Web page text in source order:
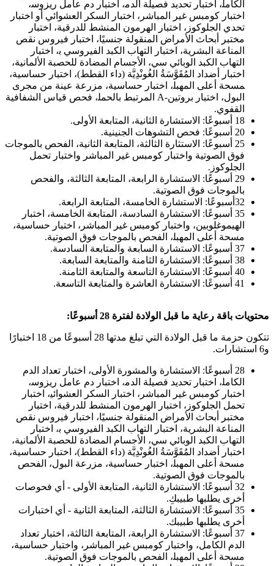
الكامل‍،‍ اختبار تحديد فصيلة الدم‍، اختبار دم عامل ريزوس‍،‍
اختبار كومبس غير المباشر‍، اختبار السكر العشوائي أو اختبار
تحدي الجلوكوز، اختبار الهرمون المنشط للدرقية‍، اختبار
مختبر أبحاث الأمراض المنقولة جنسيًا‍، اختبار فيروس نقص
المناعة البشرية‍،‍ اختبار التهاب الكبد الفيروسي ب‍، اختبار
التهاب الكبد الوبائي سي، الأجسام المضادة للحصبة الألمانية‍،
اختبار أضداد المُقَوَّسَةُ الغُونْدِيَّة (داء القطط)، اختبار حساسية‍،
‍مسحة أعلى المهبل‍، اختبار حساسية‍، مزرعة عينة من مجرى
البول، اختبار بروتين-A المرتبط بالحمل‍، فحص قياس الشفافية
القفوي.
18 أسبوعًا: الاستشارة الثانية، المتابعة الأولى.
20 أسبوعًا: فحص التشوهات الجنينية.
25 أسبوعًا: الاستثارة الثالثة، المتابعة الثانية، الفحص بالموجات
فوق الصوتية واختبار كومبس غير المباشر واختبار تحمل
الجلوكوز.
29 أسبوعًا: الاستشارة الرابعة، المتابعة الثالثة، والفحص
بالموجات فوق الصوتية.
32أسبوعًا: الاستشارة الخامسة، المتابعة الرابعة.
35 أسبوعًا: الاستشارة السادسة، المتابعة الخامسة، اختبار
الهيموغلوبين، واختبار كومبس غير المباشر، اختبار حساسية‍،
مسحة أعلى المهبل‍، الفحص بالموجات فوق الصوتية.
37 أسبوعًا: الاستشارة السابعة والمتابعة السادسة.
38 أسبوعًا: الاستشارة الثامنة والمتابعة السابعة.
40 أسبوعًا: الاستشارة التاسعة والمتابعة الثامنة.
41 أسبوعًا: الاستشارة العاشرة والمتابعة التاسعة.
محتويات باقة رعاية ما قبل الولادة لفترة 28 أسبوعًا:
تتكون حزمة ما قبل الولادة التي تبلغ مدتها 28 أسبوعًا من 18 اختبارًا
و6 استشارات.
28 أسبوعًا: الاستشارة‍ و‍المشورة الأولى، اختبار تعداد الدم
الكامل‍،‍ اختبار تحديد فصيلة الدم‍، اختبار دم عامل ريزوس‍،‍
اختبار كومبس غير المباشر‍، اختبار السكر العشوائي‍، اختبار
تحمل الجلوكوز، اختبار الهرمون المنشط للدرقية‍، اختبار
مختبر أبحاث الأمراض المنقولة جنسيًا‍، اختبار فيروس نقص
المناعة البشرية‍،‍ اختبار التهاب الكبد الفيروسي ب‍، اختبار
التهاب الكبد الوبائي سي، الأجسام المضادة للحصبة الألمانية‍،
اختبار أضداد المُقَوَّسَةُ الغُونْدِيَّة (داء القطط)، اختبار حساسية‍،
مسحة أعلى المهبل‍، اختبار حساسية‍، مزرعة البول، الفحص
بالموجات فوق الصوتية.
32 أسبوعًا: الاستشارة الثانية، المتابعة الأولى - أي فحوصات
أخرى يطلبها طبيبكِ.
35 أسبوعًا: الاستشارة الثالثة، المتابعة الثانية - أي اختبارات
أخرى يطلبها طبيبك.
37 أسبوعًا: الاستشارة الرابعة، المتابعة الثالثة، اختبار تعداد
الدم الكامل، واختبار كومبس غير المباشر، واختبار حساسية‍،
مسحة أعلى المهبل‍، الفحص بالموجات فوق الصوتية.